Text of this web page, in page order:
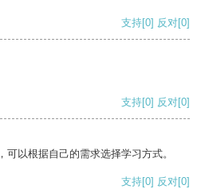
支持[0] 反对[0]
支持[0] 反对[0]
以根据自己的需求选择学习方式。
支持[0] 反对[0]